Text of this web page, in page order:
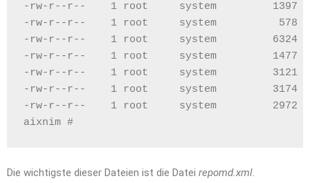
-rw-r--r--    1 root     system         1397
-rw-r--r--    1 root     system          578
-rw-r--r--    1 root     system         6324
-rw-r--r--    1 root     system         1477
-rw-r--r--    1 root     system         3121
-rw-r--r--    1 root     system         3174
-rw-r--r--    1 root     system         2972
aixnim #
Die wichtigste dieser Dateien ist die Datei repomd.xml.